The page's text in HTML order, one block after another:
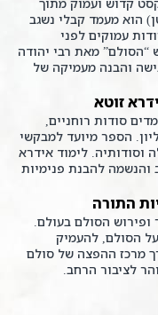
הוא מעמד קבלי נשגב
עמוקים לפני
מאת רבי יהודה
והבנה מעמיקה של
זוטא
סודות רוחניים,
הספר מיועד למבקשי
לימוד אידרא
להבנת פנימיות
התורה
הסולם בעולם.
הסולם, להעמיק
מרכז ההפצה של סולם
לציבור הרחב.